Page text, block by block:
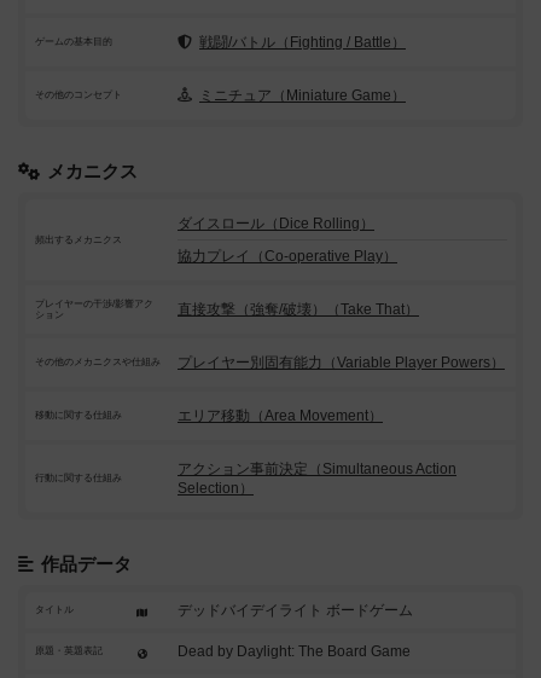
ゲームの基本目的 戦闘/バトル（Fighting / Battle）
その他のコンセプト ミニチュア（Miniature Game）
メカニクス
頻出するメカニクス
ダイスロール（Dice Rolling）
協力プレイ（Co-operative Play）
プレイヤーの干渉/影響アク
ション
直接攻撃（強奪/破壊）（Take That）
その他のメカニクスや仕組み プレイヤー別固有能力（Variable Player Powers）
移動に関する仕組み エリア移動（Area Movement）
行動に関する仕組み
アクション事前決定（Simultaneous Action
Selection）
作品データ
タイトル デッドバイデイライト ボードゲーム
原題・英題表記 Dead by Daylight: The Board Game